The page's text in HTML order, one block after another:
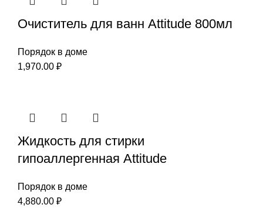
Очиститель для ванн Attitude 800мл
Порядок в доме
1,970.00 ₽
Жидкость для стирки
гипоаллергенная Attitude
Порядок в доме
4,880.00 ₽